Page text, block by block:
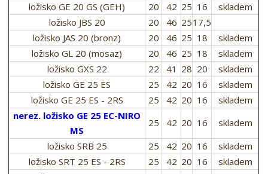
ložisko GE 20 GS (GEH)
20 42 25 16
skladem
ložisko JBS 20
20 46 2517,5
ložisko JAS 20 (bronz)
20 46 25 18
skladem
ložisko GL 20 (mosaz)
20 46 25 18
skladem
ložisko GXS 22
22 41 28 20
skladem
ložisko GE 25 ES
25 42 20 16
skladem
ložisko GE 25 ES - 2RS
25 42 20 16
skladem
nerez. ložisko GE 25 EC-NIRO
MS
25 42 20 16
skladem
ložisko SRB 25
25 42 20 16
skladem
ložisko SRT 25 ES - 2RS
25 42 20 16
skladem